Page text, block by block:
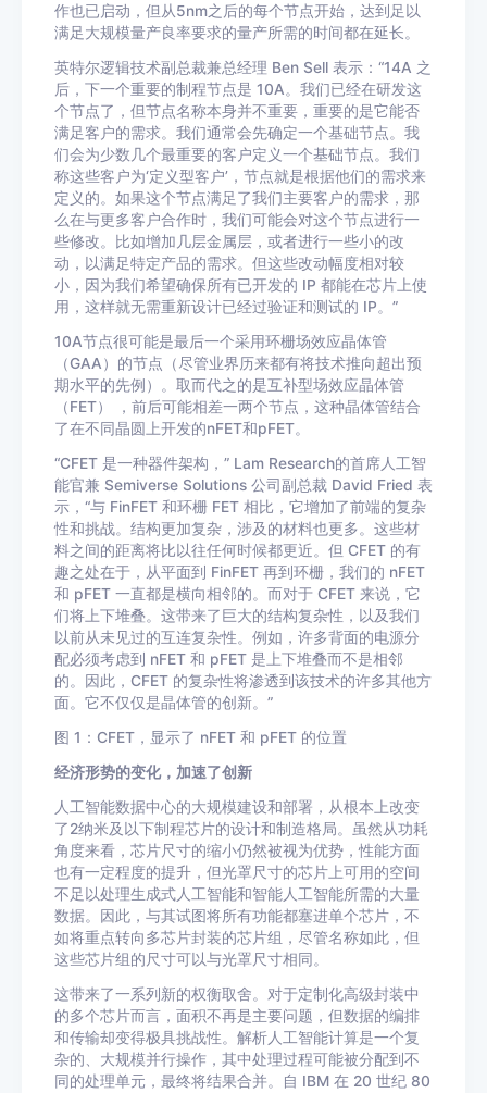
作也已启动，但从5nm之后的每个节点开始，达到足以
满足大规模量产良率要求的量产所需的时间都在延长。
英特尔逻辑技术副总裁兼总经理 Ben Sell 表示：“14A 之
后，下一个重要的制程节点是 10A。我们已经在研发这
个节点了，但节点名称本身并不重要，重要的是它能否
满足客户的需求。我们通常会先确定一个基础节点。我
们会为少数几个最重要的客户定义一个基础节点。我们
称这些客户为‘定义型客户’，节点就是根据他们的需求来
定义的。如果这个节点满足了我们主要客户的需求，那
么在与更多客户合作时，我们可能会对这个节点进行一
些修改。比如增加几层金属层，或者进行一些小的改
动，以满足特定产品的需求。但这些改动幅度相对较
小，因为我们希望确保所有已开发的 IP 都能在芯片上使
用，这样就无需重新设计已经过验证和测试的 IP。”
10A节点很可能是最后一个采用环栅场效应晶体管
（GAA）的节点（尽管业界历来都有将技术推向超出预
期水平的先例）。取而代之的是互补型场效应晶体管
（FET） ，前后可能相差一两个节点，这种晶体管结合
了在不同晶圆上开发的nFET和pFET。
“CFET 是一种器件架构，” Lam Research的首席人工智
能官兼 Semiverse Solutions 公司副总裁 David Fried 表
示，“与 FinFET 和环栅 FET 相比，它增加了前端的复杂
性和挑战。结构更加复杂，涉及的材料也更多。这些材
料之间的距离将比以往任何时候都更近。但 CFET 的有
趣之处在于，从平面到 FinFET 再到环栅，我们的 nFET
和 pFET 一直都是横向相邻的。而对于 CFET 来说，它
们将上下堆叠。这带来了巨大的结构复杂性，以及我们
以前从未见过的互连复杂性。例如，许多背面的电源分
配必须考虑到 nFET 和 pFET 是上下堆叠而不是相邻
的。因此，CFET 的复杂性将渗透到该技术的许多其他方
面。它不仅仅是晶体管的创新。”
图 1：CFET，显示了 nFET 和 pFET 的位置
经济形势的变化，加速了创新
人工智能数据中心的大规模建设和部署，从根本上改变
了2纳米及以下制程芯片的设计和制造格局。虽然从功耗
角度来看，芯片尺寸的缩小仍然被视为优势，性能方面
也有一定程度的提升，但光罩尺寸的芯片上可用的空间
不足以处理生成式人工智能和智能人工智能所需的大量
数据。因此，与其试图将所有功能都塞进单个芯片，不
如将重点转向多芯片封装的芯片组，尽管名称如此，但
这些芯片组的尺寸可以与光罩尺寸相同。
这带来了一系列新的权衡取舍。对于定制化高级封装中
的多个芯片而言，面积不再是主要问题，但数据的编排
和传输却变得极具挑战性。解析人工智能计算是一个复
杂的、大规模并行操作，其中处理过程可能被分配到不
同的处理单元，最终将结果合并。自 IBM 在 20 世纪 80